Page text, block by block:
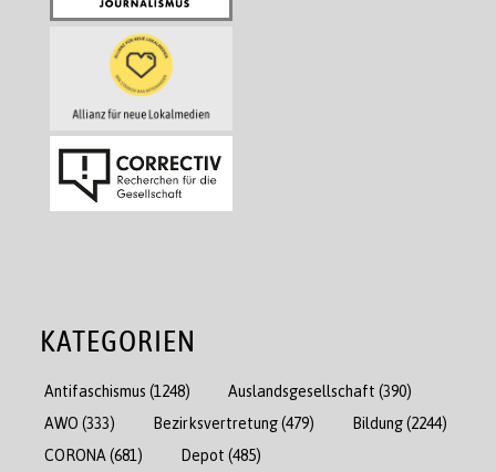
KATEGORIEN
Antifaschismus (1248) Auslandsgesellschaft (390)
AWO (333) Bezirksvertretung(479) Bildung(2244)
CORONA (681) Depot (485)